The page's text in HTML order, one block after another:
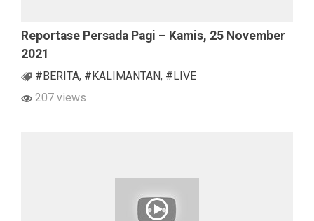
Reportase Persada Pagi – Kamis, 25 November
2021
#BERITA, #KALIMANTAN, #LIVE
207 views